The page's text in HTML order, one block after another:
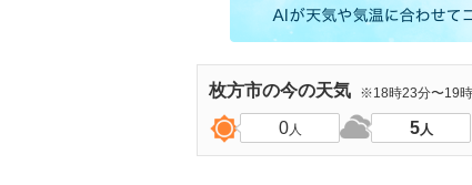
枚方市の今の天気 ※18時23分〜19
0人 5人